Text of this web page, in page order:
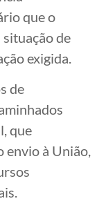
que o
de
exigida.
de
que
envio à União,